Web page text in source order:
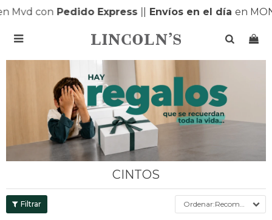
Mvd conPedido Express|| Envíos en el díaen

CINTOS
Recomendados